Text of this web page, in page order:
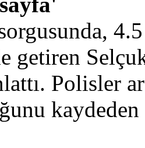
getiren
Polisler